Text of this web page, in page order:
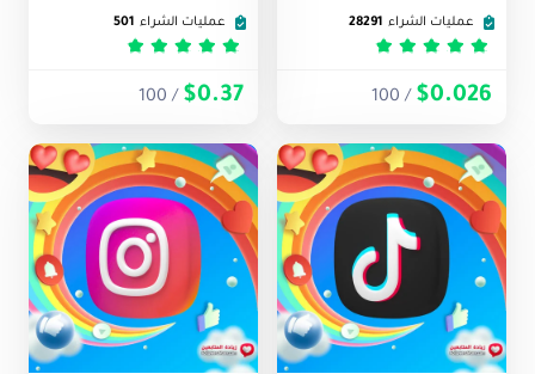
عمليات الشراء 28291
تم التقييم 5
$0.026
/ 100
عمليات الشراء 501
تم التقييم 5
$0.37
/ 100